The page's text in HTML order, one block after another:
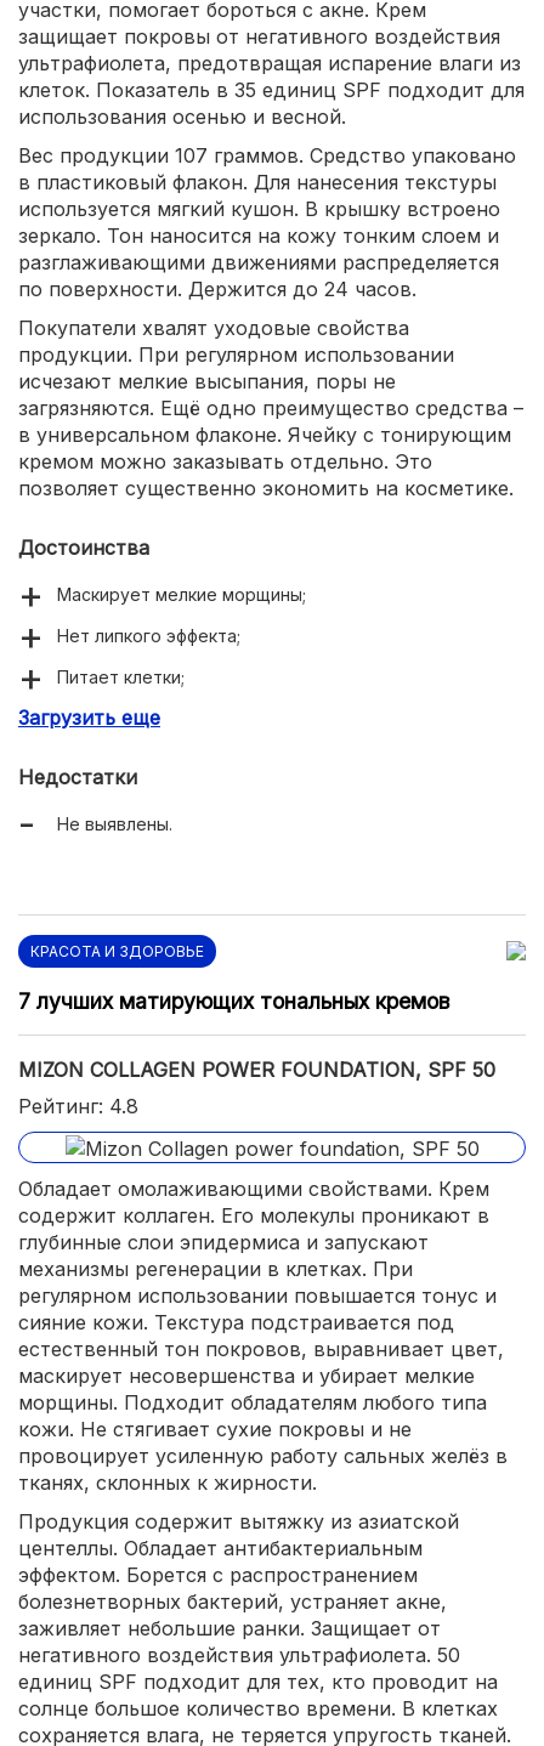
участки, помогает бороться с акне. Крем
защищает покровы от негативного воздействия
ультрафиолета, предотвращая испарение влаги из
клеток. Показатель в 35 единиц SPF подходит для
использования осенью и весной.
Вес продукции 107 граммов. Средство упаковано
в пластиковый флакон. Для нанесения текстуры
используется мягкий кушон. В крышку встроено
зеркало. Тон наносится на кожу тонким слоем и
разглаживающими движениями распределяется
по поверхности. Держится до 24 часов.
Покупатели хвалят уходовые свойства
продукции. При регулярном использовании
исчезают мелкие высыпания, поры не
загрязняются. Ещё одно преимущество средства –
в универсальном флаконе. Ячейку с тонирующим
кремом можно заказывать отдельно. Это
позволяет существенно экономить на косметике.
Достоинства
Маскирует мелкие морщины;
Нет липкого эффекта;
Питает клетки;
Экономный расход;
Загрузить еще
Недостатки
Не выявлены.
КРАСОТА И ЗДОРОВЬЕ
7 лучших матирующих тональных кремов
MIZON COLLAGEN POWER FOUNDATION, SPF 50
Рейтинг: 4.8
Обладает омолаживающими свойствами. Крем
содержит коллаген. Его молекулы проникают в
глубинные слои эпидермиса и запускают
механизмы регенерации в клетках. При
регулярном использовании повышается тонус и
сияние кожи. Текстура подстраивается под
естественный тон покровов, выравнивает цвет,
маскирует несовершенства и убирает мелкие
морщины. Подходит обладателям любого типа
кожи. Не стягивает сухие покровы и не
провоцирует усиленную работу сальных желёз в
тканях, склонных к жирности.
Продукция содержит вытяжку из азиатской
центеллы. Обладает антибактериальным
эффектом. Борется с распространением
болезнетворных бактерий, устраняет акне,
заживляет небольшие ранки. Защищает от
негативного воздействия ультрафиолета. 50
единиц SPF подходит для тех, кто проводит на
солнце большое количество времени. В клетках
сохраняется влага, не теряется упругость тканей.